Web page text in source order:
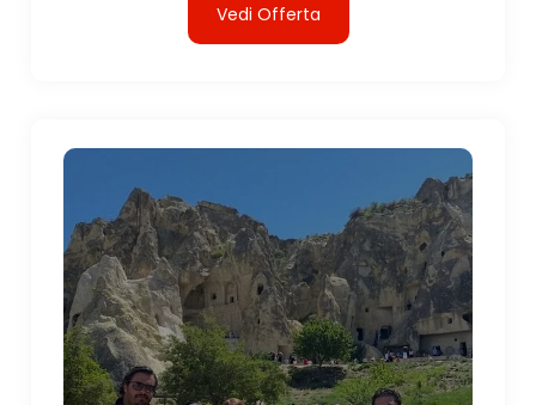
Vedi Offerta